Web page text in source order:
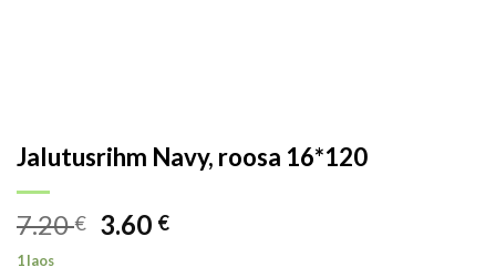
Jalutusrihm Navy, roosa 16*120
7.20€ 3.60 €
1 laos